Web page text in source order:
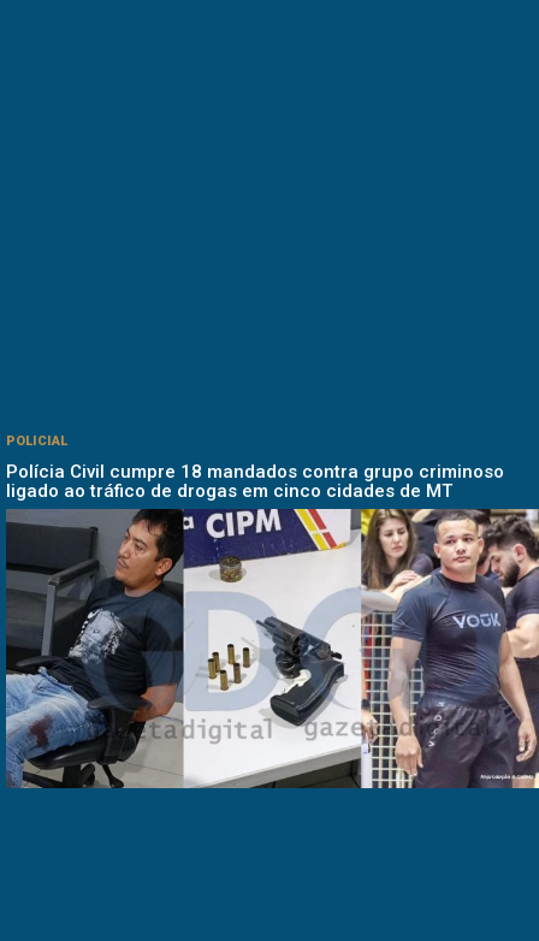
POLICIAL
Polícia Civil cumpre 18 mandados contra grupo criminoso
ligado ao tráfico de drogas em cinco cidades de MT